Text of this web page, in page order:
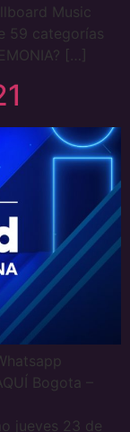
Music
59 categorías
[…]
Bogota –
jueves 23 de